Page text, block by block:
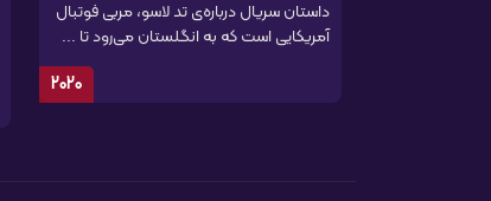
داستان سریال درباره‌ی تد لاسو، مربی فوتبال
آمریکایی است که به انگلستان می‌رود تا ...
2020